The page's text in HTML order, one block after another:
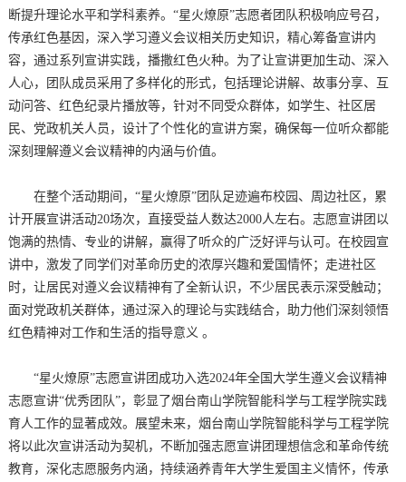
断提升理论水平和学科素养。“星火燎原”志愿者团队积极响应号召，
传承红色基因，深入学习遵义会议相关历史知识，精心筹备宣讲内
容，通过系列宣讲实践，播撒红色火种。为了让宣讲更加生动、深入
人心，团队成员采用了多样化的形式，包括理论讲解、故事分享、互
动问答、红色纪录片播放等，针对不同受众群体，如学生、社区居
民、党政机关人员，设计了个性化的宣讲方案，确保每一位听众都能
深刻理解遵义会议精神的内涵与价值。
在整个活动期间，“星火燎原”团队足迹遍布校园、周边社区，累
计开展宣讲活动20场次，直接受益人数达2000人左右。志愿宣讲团以
饱满的热情、专业的讲解，赢得了听众的广泛好评与认可。在校园宣
讲中，激发了同学们对革命历史的浓厚兴趣和爱国情怀；走进社区
时，让居民对遵义会议精神有了全新认识，不少居民表示深受触动；
面对党政机关群体，通过深入的理论与实践结合，助力他们深刻领悟
红色精神对工作和生活的指导意义 。
“星火燎原”志愿宣讲团成功入选2024年全国大学生遵义会议精神
志愿宣讲“优秀团队”，彰显了烟台南山学院智能科学与工程学院实践
育人工作的显著成效。展望未来，烟台南山学院智能科学与工程学院
将以此次宣讲活动为契机，不断加强志愿宣讲团理想信念和革命传统
教育，深化志愿服务内涵，持续涵养青年大学生爱国主义情怀，传承